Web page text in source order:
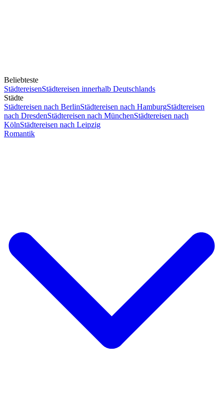
Beliebteste
StädtereisenStädtereisen innerhalb Deutschlands
Städte
Städtereisen nach BerlinStädtereisen nach HamburgStädtereisen
nach DresdenStädtereisen nach MünchenStädtereisen nach
KölnStädtereisen nach Leipzig
Romantik